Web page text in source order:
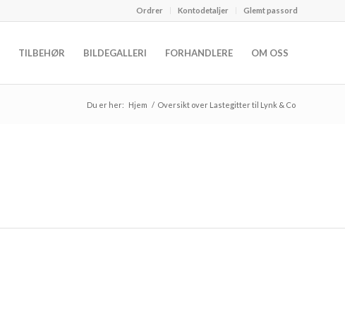
Ordrer Kontodetaljer Glemt passord
TILBEHØR BILDEGALLERI FORHANDLERE OM OSS
Du er her: Hjem / Oversikt over Lastegitter til Lynk & Co